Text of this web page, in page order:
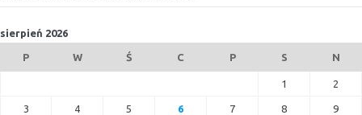
sierpień 2026
P W Ś C P S N
1 2
3 4 5 6 7 8 9